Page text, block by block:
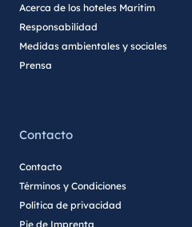
Acerca de los hoteles Maritim
Responsabilidad
Medidas ambientales y sociales
Prensa
Contacto
Contacto
Términos y Condiciones
Política de privacidad
Pie de Imprenta